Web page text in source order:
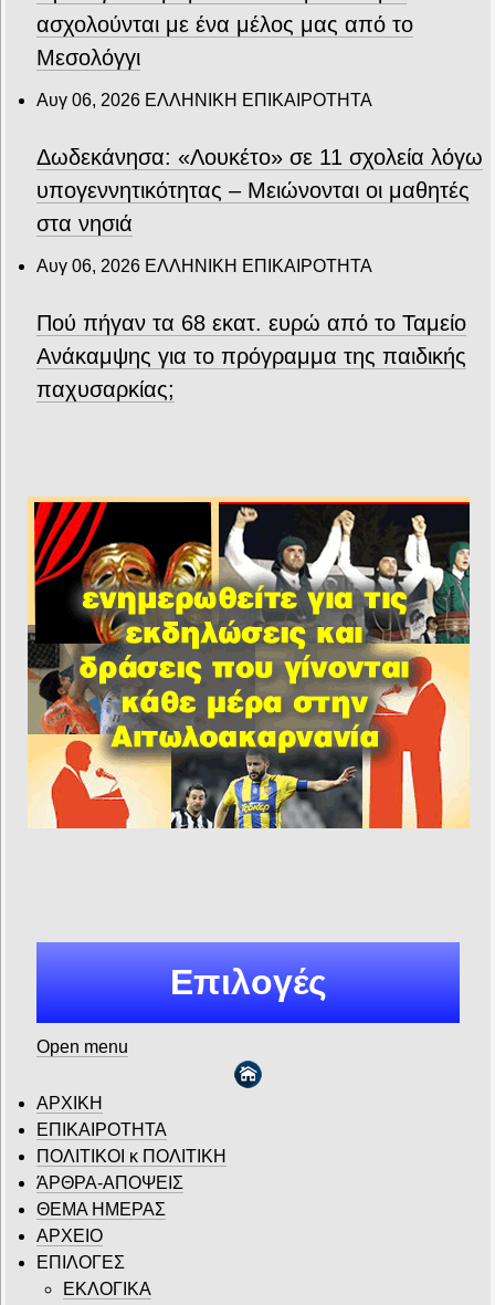
ασχολούνται με ένα μέλος μας από το
Μεσολόγγι
Αυγ 06, 2026 ΕΛΛΗΝΙΚΗ ΕΠΙΚΑΙΡΟΤΗΤΑ
Δωδεκάνησα: «Λουκέτο» σε 11 σχολεία λόγω
υπογεννητικότητας – Μειώνονται οι μαθητές
στα νησιά
Αυγ 06, 2026 ΕΛΛΗΝΙΚΗ ΕΠΙΚΑΙΡΟΤΗΤΑ
Πού πήγαν τα 68 εκατ. ευρώ από το Ταμείο
Ανάκαμψης για το πρόγραμμα της παιδικής
παχυσαρκίας;
Επιλογές
Open menu
ΑΡΧΙΚΗ
ΕΠΙΚΑΙΡΟΤΗΤΑ
ΠΟΛΙΤΙΚΟΙ κ ΠΟΛΙΤΙΚΗ
ΆΡΘΡΑ-ΑΠΟΨΕΙΣ
ΘΕΜΑ ΗΜΕΡΑΣ
ΑΡΧΕΙΟ
ΕΠΙΛΟΓΕΣ
ΕΚΛΟΓΙΚΑ